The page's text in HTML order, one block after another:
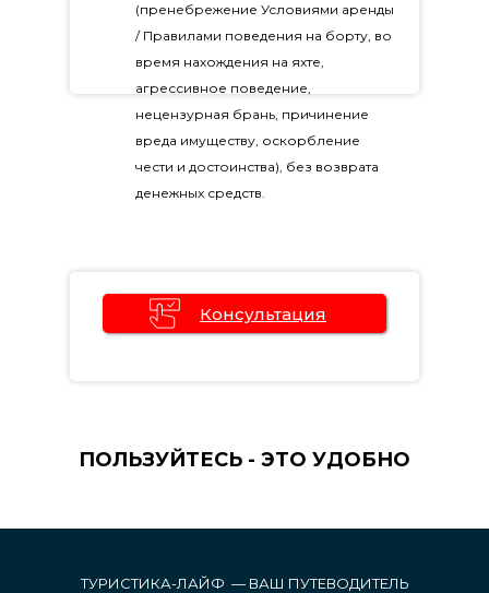
(пренебрежение Условиями аренды
/ Правилами поведения на борту, во
время нахождения на яхте,
агрессивное поведение,
нецензурная брань, причинение
вреда имуществу, оскорбление
чести и достоинства), без возврата
денежных средств.
Консультация
ПОЛЬЗУЙТЕСЬ - ЭТО УДОБНО
ТУРИСТИКА-ЛАЙФ — ВАШ ПУТЕВОДИТЕЛЬ